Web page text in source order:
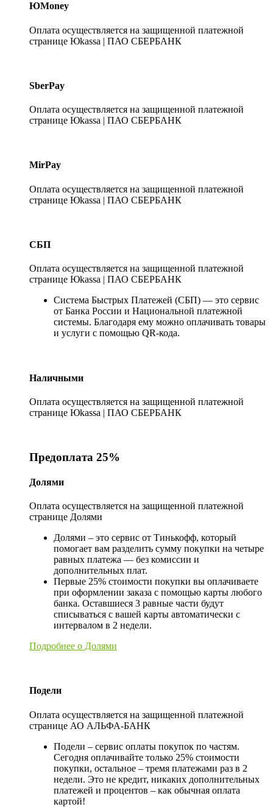
ЮMoney
Оплата осуществляется на защищенной платежной
странице Юkassa | ПАО СБЕРБАНК
SberPay
Оплата осуществляется на защищенной платежной
странице Юkassa | ПАО СБЕРБАНК
MirPay
Оплата осуществляется на защищенной платежной
странице Юkassa | ПАО СБЕРБАНК
СБП
Оплата осуществляется на защищенной платежной
странице Юkassa | ПАО СБЕРБАНК
Система Быстрых Платежей (СБП) — это сервис
от Банка России и Национальной платежной
системы. Благодаря ему можно оплачивать товары
и услуги с помощью QR-кода.
Наличными
Оплата осуществляется на защищенной платежной
странице Юkassa | ПАО СБЕРБАНК
Предоплата 25%
Долями
Оплата осуществляется на защищенной платежной
странице Долями
Долями – это сервис от Тинькофф, который
помогает вам разделить сумму покупки на четыре
равных платежа — без комиссии и
дополнительных плат.
Первые 25% стоимости покупки вы оплачиваете
при оформлении заказа с помощью карты любого
банка. Оставшиеся 3 равные части будут
списываться с вашей карты автоматически с
интервалом в 2 недели.
Подробнее о Долями
Подели
Оплата осуществляется на защищенной платежной
странице АО АЛЬФА-БАНК
Подели – сервис оплаты покупок по частям.
Сегодня оплачивайте только 25% стоимости
покупки, остальное – тремя платежами раз в 2
недели. Это не кредит, никаких дополнительных
платежей и процентов – как обычная оплата
картой!